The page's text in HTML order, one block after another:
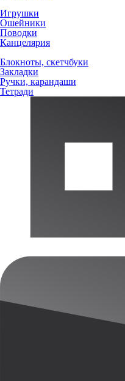
Игрушки
Ошейники
Поводки
Канцелярия
Блокноты, скетчбуки
Закладки
Ручки, карандаши
Тетради